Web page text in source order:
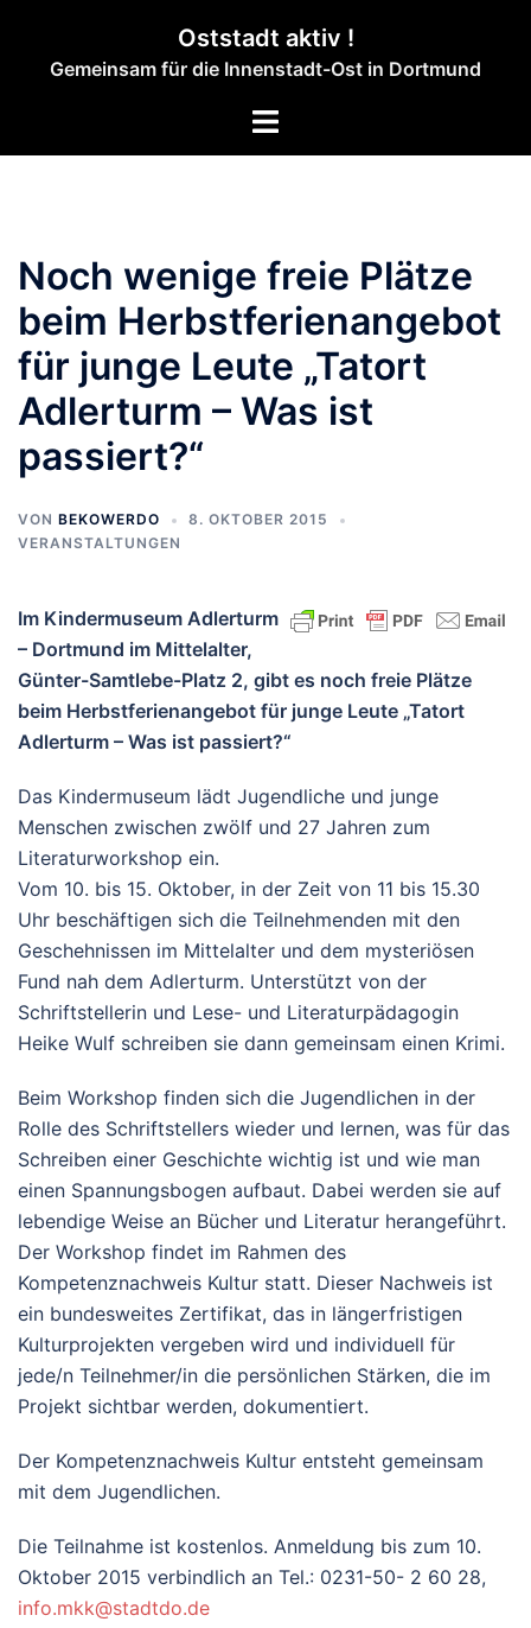
springen
Oststadt aktiv !
Gemeinsam für die Innenstadt-Ost in Dortmund
Menü
Noch wenige freie Plätze
beim Herbstferienangebot
für junge Leute „Tatort
Adlerturm – Was ist
passiert?“
VON BEKOWERDO
8. OKTOBER 2015
VERANSTALTUNGEN
Im Kindermuseum Adlerturm
– Dortmund im Mittelalter,
Günter-Samtlebe-Platz 2, gibt es noch freie Plätze
beim Herbstferienangebot für junge Leute „Tatort
Adlerturm – Was ist passiert?“
Das Kindermuseum lädt Jugendliche und junge
Menschen zwischen zwölf und 27 Jahren zum
Literaturworkshop ein.
Vom 10. bis 15. Oktober, in der Zeit von 11 bis 15.30
Uhr beschäftigen sich die Teilnehmenden mit den
Geschehnissen im Mittelalter und dem mysteriösen
Fund nah dem Adlerturm. Unterstützt von der
Schriftstellerin und Lese- und Literaturpädagogin
Heike Wulf schreiben sie dann gemeinsam einen Krimi.
Beim Workshop finden sich die Jugendlichen in der
Rolle des Schriftstellers wieder und lernen, was für das
Schreiben einer Geschichte wichtig ist und wie man
einen Spannungsbogen aufbaut. Dabei werden sie auf
lebendige Weise an Bücher und Literatur herangeführt.
Der Workshop findet im Rahmen des
Kompetenznachweis Kultur statt. Dieser Nachweis ist
ein bundesweites Zertifikat, das in längerfristigen
Kulturprojekten vergeben wird und individuell für
jede/n Teilnehmer/in die persönlichen Stärken, die im
Projekt sichtbar werden, dokumentiert.
Der Kompetenznachweis Kultur entsteht gemeinsam
mit dem Jugendlichen.
Die Teilnahme ist kostenlos. Anmeldung bis zum 10.
Oktober 2015 verbindlich an Tel.: 0231-50- 2 60 28,
info.mkk@stadtdo.de